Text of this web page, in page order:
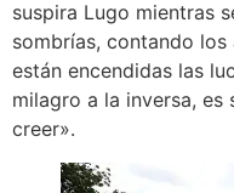
suspira Lugo mientras
sombrías, contando
están encendidas las
milagro a la inversa,
creer».